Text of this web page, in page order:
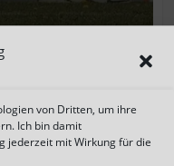
von Dritten, um ihre
Ich bin damit
jederzeit mit Wirkung für die
steuert